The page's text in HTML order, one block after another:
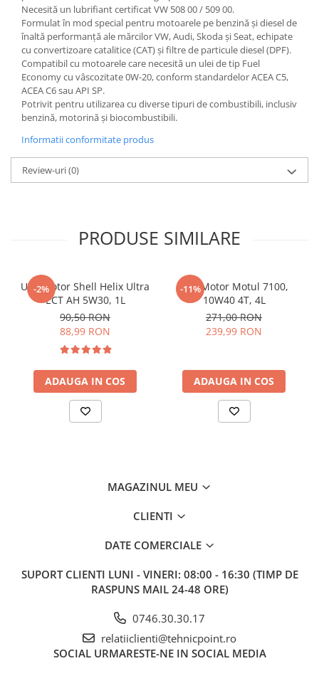
Necesită un lubrifiant certificat VW 508 00 / 509 00.
Formulat în mod special pentru motoarele pe benzină și diesel de
înaltă performanță ale mărcilor VW, Audi, Skoda și Seat, echipate
cu convertizoare catalitice (CAT) și filtre de particule diesel (DPF).
Compatibil cu motoarele care necesită un ulei de tip Fuel
Economy cu vâscozitate 0W-20, conform standardelor ACEA C5,
ACEA C6 sau API SP.
Potrivit pentru utilizarea cu diverse tipuri de combustibili, inclusiv
benzină, motorină și biocombustibili.
Informatii conformitate produs
Review-uri(0)
PRODUSE SIMILARE
-2%
Ulei motor Shell Helix Ultra
ECT AH 5W30, 1L
90,50 RON
88,99 RON
ADAUGA IN COS
-11%
Ulei Motor Motul 7100,
10W40 4T, 4L
271,00 RON
239,99 RON
ADAUGA IN COS
MAGAZINUL MEU
CLIENTI
DATE COMERCIALE
SUPORT CLIENTI LUNI - VINERI: 08:00 - 16:30 (TIMP DE
RASPUNS MAIL 24-48 ORE)
0746.30.30.17
relatiiclienti@tehnicpoint.ro
SOCIAL URMARESTE-NE IN SOCIAL MEDIA